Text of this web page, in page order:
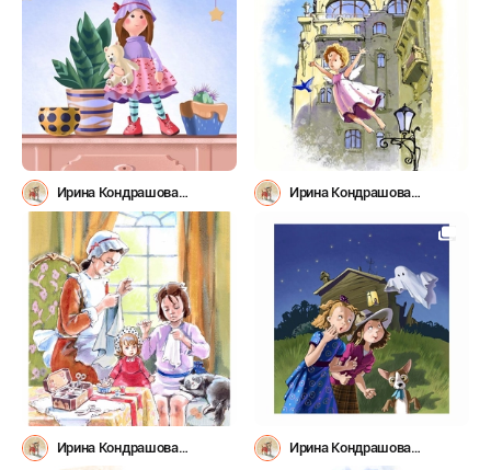
Ирина Кондрашова
(irinys1980)
Ирина Кондрашова
Ирина Кондрашова
Ирина Кондрашова